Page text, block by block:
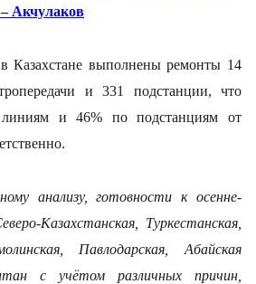
Акчулаков
Казахстане выполнены ремонты 14
и 331 подстанции, что
линиям и 46% по подстанциям от
анализу, готовности к осенне-
Казахстанская, Туркестанская,
Павлодарская, Абайская
с учётом различных причин,